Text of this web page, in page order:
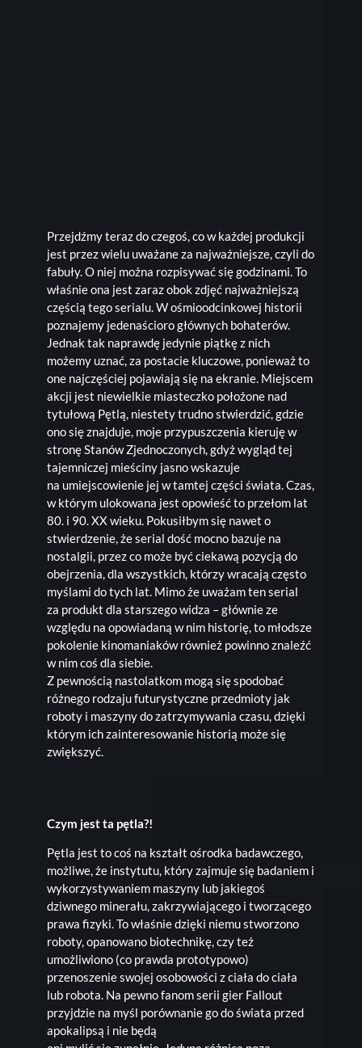
Przejdźmy teraz do czegoś, co w każdej produkcji
jest przez wielu uważane za najważniejsze, czyli do
fabuły. O niej można rozpisywać się godzinami. To
właśnie ona jest zaraz obok zdjęć najważniejszą
częścią tego serialu. W ośmioodcinkowej historii
poznajemy jedenaścioro głównych bohaterów.
Jednak tak naprawdę jedynie piątkę z nich
możemy uznać, za postacie kluczowe, ponieważ to
one najczęściej pojawiają się na ekranie. Miejscem
akcji jest niewielkie miasteczko położone nad
tytułową Pętlą, niestety trudno stwierdzić, gdzie
ono się znajduje, moje przypuszczenia kieruję w
stronę Stanów Zjednoczonych, gdyż wygląd tej
tajemniczej mieściny jasno wskazuje
na umiejscowienie jej w tamtej części świata. Czas,
w którym ulokowana jest opowieść to przełom lat
80. i 90. XX wieku. Pokusiłbym się nawet o
stwierdzenie, że serial dość mocno bazuje na
nostalgii, przez co może być ciekawą pozycją do
obejrzenia, dla wszystkich, którzy wracają często
myślami do tych lat. Mimo że uważam ten serial
za produkt dla starszego widza – głównie ze
względu na opowiadaną w nim historię, to młodsze
pokolenie kinomaniaków również powinno znaleźć
w nim coś dla siebie.
Z pewnością nastolatkom mogą się spodobać
różnego rodzaju futurystyczne przedmioty jak
roboty i maszyny do zatrzymywania czasu, dzięki
którym ich zainteresowanie historią może się
zwiększyć.
Czym jest ta pętla?!
Pętla jest to coś na kształt ośrodka badawczego,
możliwe, że instytutu, który zajmuje się badaniem i
wykorzystywaniem maszyny lub jakiegoś
dziwnego minerału, zakrzywiającego i tworzącego
prawa fizyki. To właśnie dzięki niemu stworzono
roboty, opanowano biotechnikę, czy też
umożliwiono (co prawda prototypowo)
przenoszenie swojej osobowości z ciała do ciała
lub robota. Na pewno fanom serii gier Fallout
przyjdzie na myśl porównanie go do świata przed
apokalipsą i nie będą